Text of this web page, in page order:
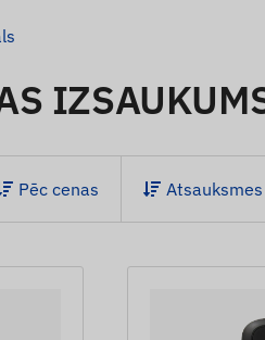
Pēc cenas Atsauksmes